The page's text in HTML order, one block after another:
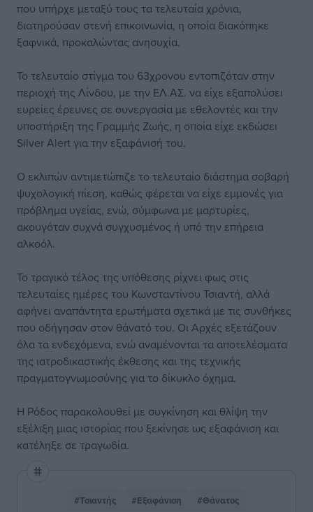
που υπήρχε μεταξύ τους τα τελευταία χρόνια,
διατηρούσαν στενή επικοινωνία, η οποία διακόπηκε
ξαφνικά, προκαλώντας ανησυχία.
Το τελευταίο στίγμα του 63χρονου εντοπιζόταν στην
περιοχή της Λίνδου, με την ΕΛ.ΑΣ. να είχε εξαπολύσει
ευρείες έρευνες σε συνεργασία με εθελοντές και την
υποστήριξη της Γραμμής Ζωής, η οποία είχε εκδώσει
Silver Alert για την εξαφάνισή του.
Ο εκλιπών αντιμετώπιζε το τελευταίο διάστημα σοβαρή
ψυχολογική πίεση, καθώς φέρεται να είχε εμμονές για
πρόβλημα υγείας, ενώ, σύμφωνα με μαρτυρίες,
ακουγόταν συχνά συγχυσμένος ή υπό την επήρεια
αλκοόλ.
Το τραγικό τέλος της υπόθεσης ρίχνει φως στις
τελευταίες ημέρες του Κωνσταντίνου Τσιαντή, αλλά
αφήνει αναπάντητα ερωτήματα σχετικά με τις συνθήκες
που οδήγησαν στον θάνατό του. Οι Αρχές εξετάζουν
όλα τα ενδεχόμενα, ενώ αναμένονται τα αποτελέσματα
της ιατροδικαστικής έκθεσης και της τεχνικής
πραγματογνωμοσύνης για το δίκυκλο όχημα.
Η Ρόδος παρακολουθεί με συγκίνηση και θλίψη την
εξέλιξη μιας ιστορίας που ξεκίνησε ως εξαφάνιση και
κατέληξε σε τραγωδία.
#Τσιαντής #Εξαφάνιση #Θάνατος